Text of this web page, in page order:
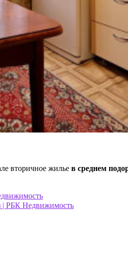
вторичное жилье в среднем
| РБК Недвижимость